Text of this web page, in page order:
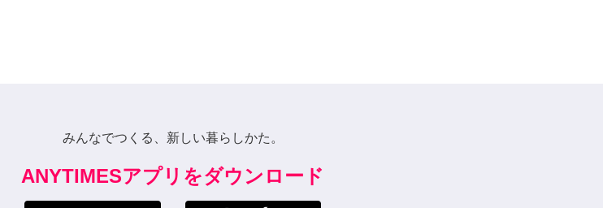
みんなでつくる、新しい暮らしかた。
ANYTIMESアプリをダウンロード